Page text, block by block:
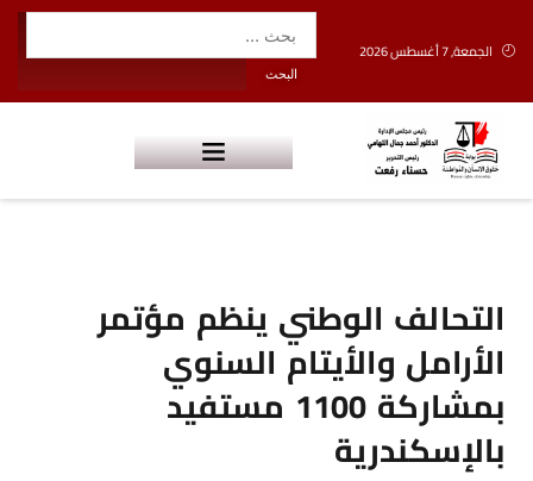
الجمعة, 7 أغسطس 2026
التحالف الوطني ينظم مؤتمر
الأرامل والأيتام السنوي
بمشاركة 1100 مستفيد
بالإسكندرية